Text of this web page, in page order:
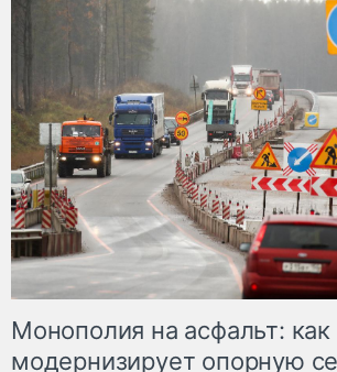
Монополия на асфальт: как
модернизирует опорную